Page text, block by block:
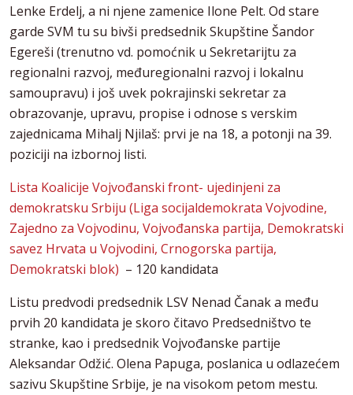
Lenke Erdelj, a ni njene zamenice Ilone Pelt. Od stare
garde SVM tu su bivši predsednik Skupštine Šandor
Egereši (trenutno vd. pomoćnik u Sekretarijtu za
regionalni razvoj, međuregionalni razvoj i lokalnu
samoupravu) i još uvek pokrajinski sekretar za
obrazovanje, upravu, propise i odnose s verskim
zajednicama Mihalj Njilaš: prvi je na 18, a potonji na 39.
poziciji na izbornoj listi.
Lista Koalicije Vojvođanski front- ujedinjeni za
demokratsku Srbiju (Liga socijaldemokrata Vojvodine,
Zajedno za Vojvodinu, Vojvođanska partija, Demokratski
savez Hrvata u Vojvodini, Crnogorska partija,
Demokratski blok) – 120 kandidata
Listu predvodi predsednik LSV Nenad Čanak a među
prvih 20 kandidata je skoro čitavo Predsedništvo te
stranke, kao i predsednik Vojvođanske partije
Aleksandar Odžić. Olena Papuga, poslanica u odlazećem
sazivu Skupštine Srbije, je na visokom petom mestu.